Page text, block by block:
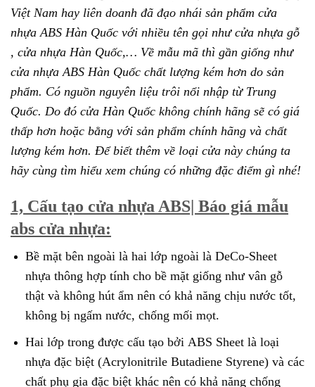
Việt Nam hay liên doanh đã đạo nhái sản phẩm cửa
nhựa ABS Hàn Quốc với nhiều tên gọi như cửa nhựa gỗ
, cửa nhựa Hàn Quốc,… Về mẫu mã thì gần giống như
cửa nhựa ABS Hàn Quốc chất lượng kém hơn do sản
phẩm. Có nguồn nguyên liệu trôi nổi nhập từ Trung
Quốc. Do đó cửa Hàn Quốc không chính hãng sẽ có giá
thấp hơn hoặc bằng với sản phẩm chính hãng và chất
lượng kém hơn. Để biết thêm về loại cửa này chúng ta
hãy cùng tìm hiểu xem chúng có những đặc điểm gì nhé!
1, Cấu tạo cửa nhựa ABS| Báo giá mẫu
abs cửa nhựa:
Bề mặt bên ngoài là hai lớp ngoài là DeCo-Sheet
nhựa thông hợp tính cho bề mặt giống như vân gỗ
thật và không hút ẩm nên có khả năng chịu nước tốt,
không bị ngấm nước, chống mối mọt.
Hai lớp trong được cấu tạo bởi ABS Sheet là loại
nhựa đặc biệt (Acrylonitrile Butadiene Styrene) và các
chất phụ gia đặc biệt khác nên có khả năng chống